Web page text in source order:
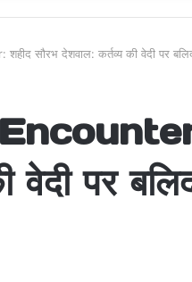
सौरभ देशवाल: कर्तव्य की वेदी पर
वेदी पर